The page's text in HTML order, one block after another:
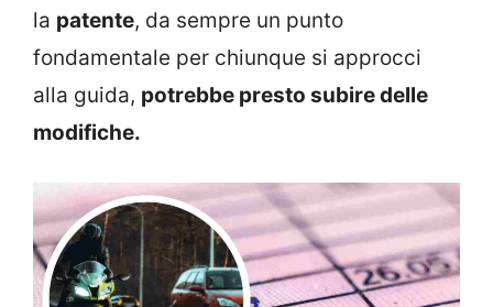
la patente, da sempre un punto
fondamentale per chiunque si approcci
alla guida, potrebbe presto subire delle
modifiche.